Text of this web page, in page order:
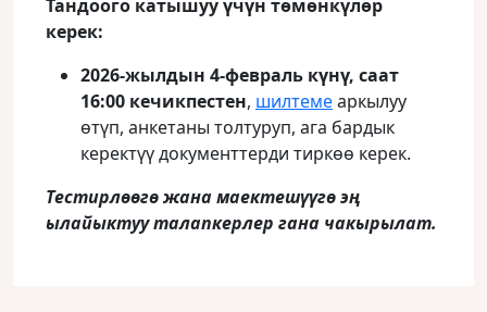
Тандоого катышуу үчүн төмөнкүлөр
керек:
2026-жылдын 4-февраль күнү, саат
16:00 кечикпестен, шилтемеаркылуу
өтүп, анкетаны толтуруп, ага бардык
керектүү документтерди тиркөө керек.
Тестирлөөгө жана маектешүүгө эң
ылайыктуу талапкерлер гана чакырылат.